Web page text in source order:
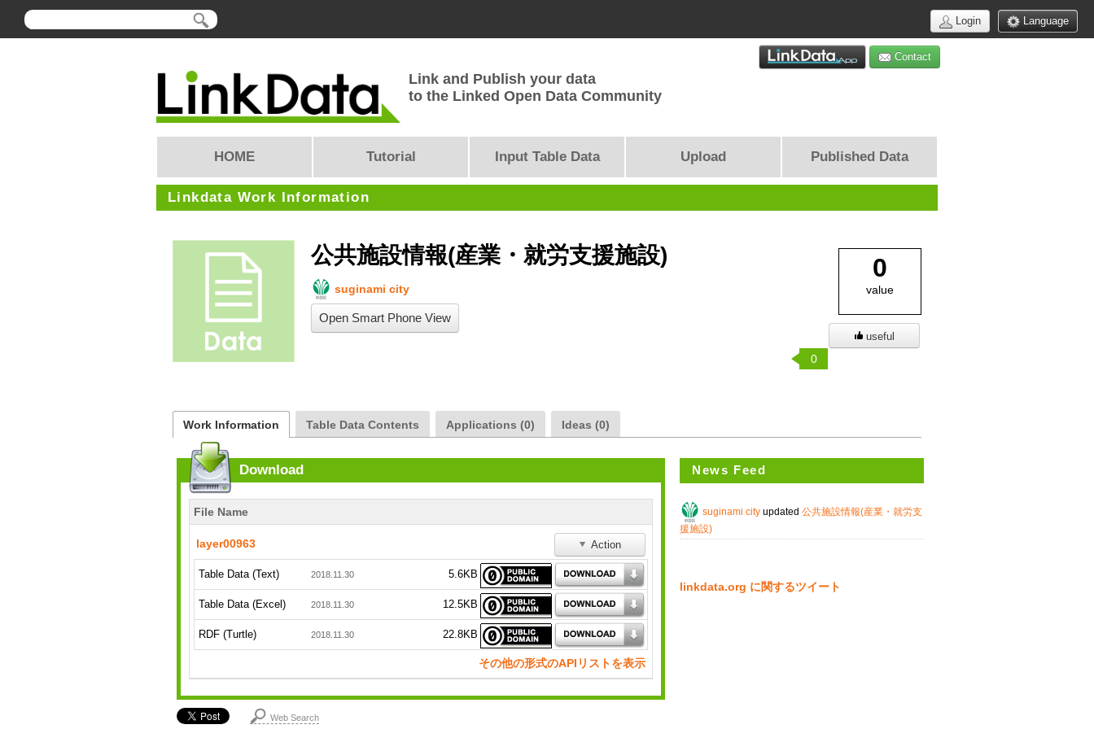
Language
Login
Contact
Link and Publish your data
to the Linked Open Data Community
HOME Tutorial Input Table Data Upload Published Data
Linkdata Work Information
公共施設情報(産業・就労支援施設)
suginami city
Open Smart Phone View
0
value
useful
0
Work Information Table Data Contents Applications (0) Ideas (0)
Download
File Name
layer00963 Action
Table Data (Text) 2018.11.30 5.6KB
Table Data (Excel) 2018.11.30 12.5KB
RDF (Turtle) 2018.11.30 22.8KB
その他の形式のAPIリストを表示
Web Search
News Feed
suginami city updated 公共施設情報(産業・就労支
援施設)
linkdata.org に関するツイート